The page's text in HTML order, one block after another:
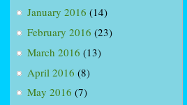
January 2016 (14)
February 2016 (23)
March 2016 (13)
April 2016 (8)
May 2016 (7)